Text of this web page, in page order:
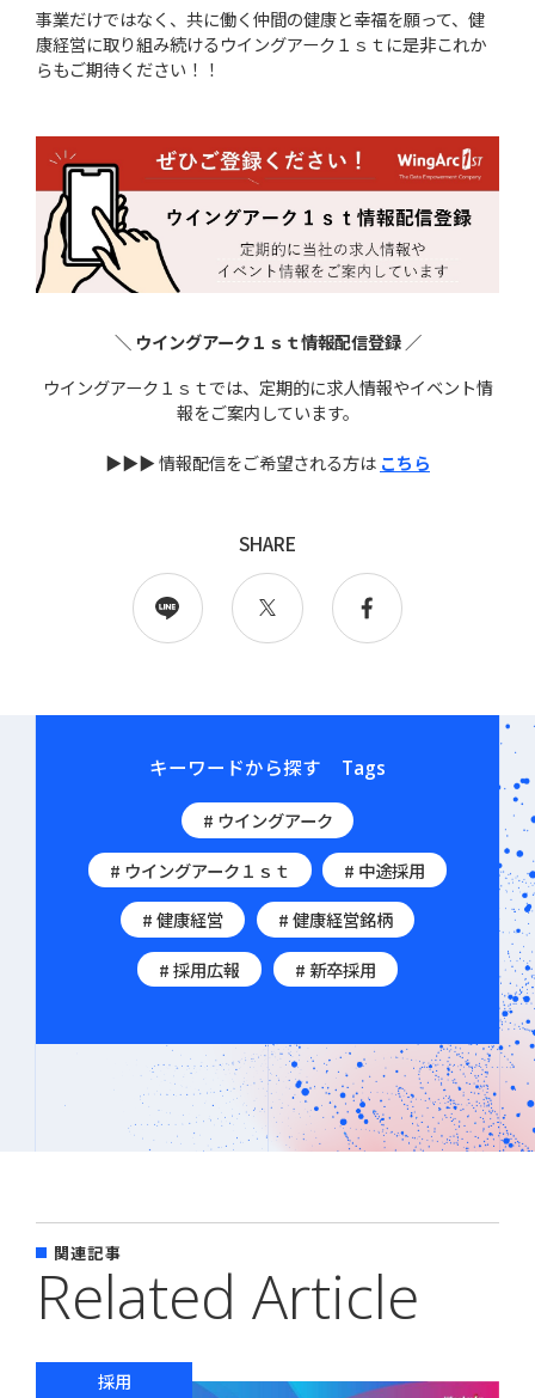
事業だけではなく、共に働く仲間の健康と幸福を願って、健
康経営に取り組み続けるウイングアーク１ｓｔに是非これか
らもご期待ください！！
＼ ウイングアーク１ｓｔ情報配信登録 ／
ウイングアーク１ｓｔでは、定期的に求人情報やイベント情
報をご案内しています。
▶▶▶ 情報配信をご希望される方は こちら
SHARE
キーワードから探す Tags
# ウイングアーク
# ウイングアーク１ｓｔ
# 中途採用
# 健康経営
# 健康経営銘柄
# 採用広報
# 新卒採用
関連記事
Related Article
採用